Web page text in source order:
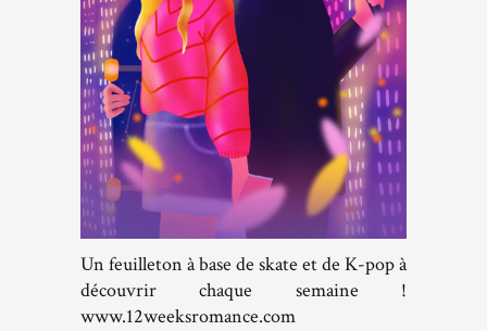
Un feuilleton à base de skate et de K-pop à
découvrir chaque semaine !
www.12weeksromance.com